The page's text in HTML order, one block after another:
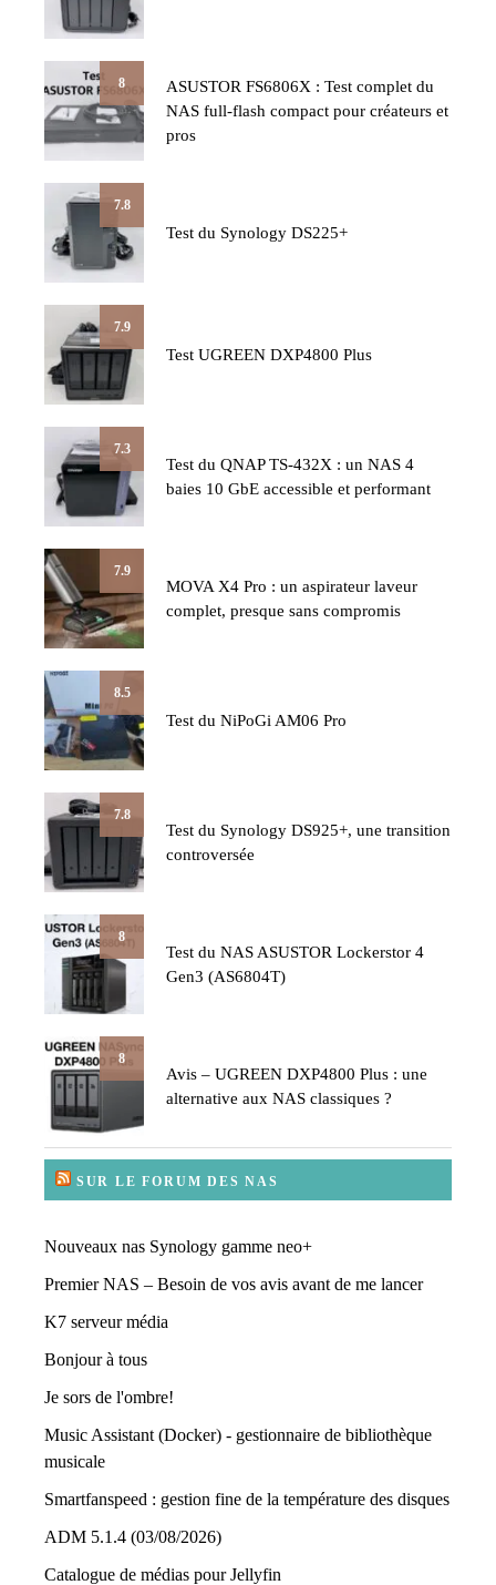
8
ASUSTOR FS6806X : Test complet du
NAS full-flash compact pour créateurs et
pros
7.8
Test du Synology DS225+
7.9
Test UGREEN DXP4800 Plus
7.3
Test du QNAP TS-432X : un NAS 4
baies 10 GbE accessible et performant
7.9
MOVA X4 Pro : un aspirateur laveur
complet, presque sans compromis
8.5
Test du NiPoGi AM06 Pro
7.8
Test du Synology DS925+, une transition
controversée
8
Test du NAS ASUSTOR Lockerstor 4
Gen3 (AS6804T)
8
Avis – UGREEN DXP4800 Plus : une
alternative aux NAS classiques ?
SUR LE FORUM DES NAS
Nouveaux nas Synology gamme neo+
Premier NAS – Besoin de vos avis avant de me lancer
K7 serveur média
Bonjour à tous
Je sors de l'ombre!
Music Assistant (Docker) - gestionnaire de bibliothèque
musicale
Smartfanspeed : gestion fine de la température des disques
ADM 5.1.4 (03/08/2026)
Catalogue de médias pour Jellyfin